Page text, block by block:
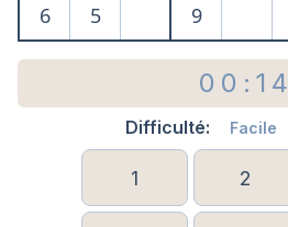
6
5 9
Difficulté:
00:15
1 2